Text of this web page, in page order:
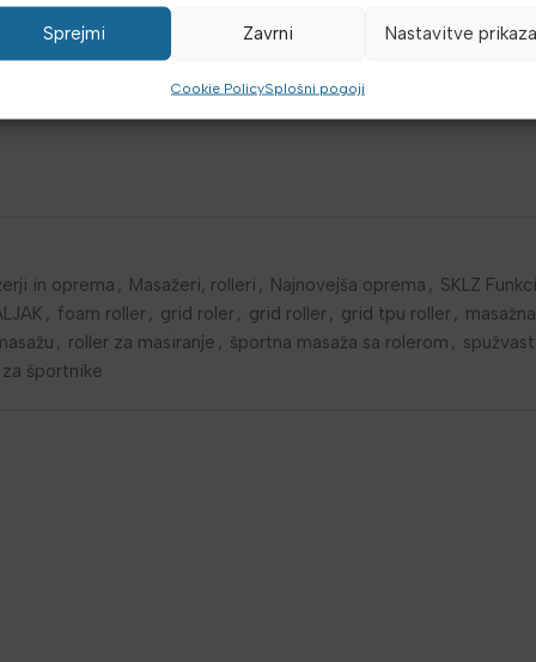
Sprejmi Zavrni Nastavitve prikaza
Cookie PolicySplošni pogoji
uporabu u uredu, na putu, tijekom treninga…
za što bolji učinak
tako da na sredini imaju izbočinu kojom možete vršiti
in oprema , Masažeri, rolleri , Najnovejša oprema , SKLZ
, foam roller, grid roler, grid roller, grid tpu roller,
, roller za masiranje , športna masaža sa rolerom ,
za športnike